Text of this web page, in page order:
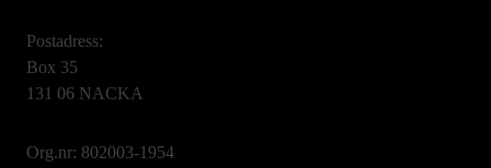
Postadress:
Box 35
131 06 NACKA
Org.nr: 802003-1954